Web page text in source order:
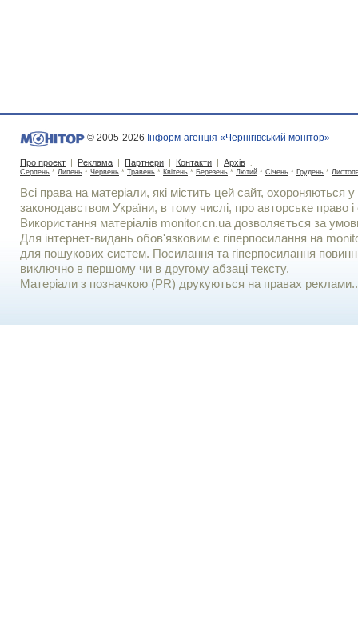
© 2005-2026 Інформ-агенція «Чернігівський монітор»
Про проект | Реклама | Партнери | Контакти | Архів :
Серпень * Липень * Червень * Травень * Квітень * Березень * Лютий * Січень * Грудень *
Всі права на матеріали, які містить цей сайт, охороняються у
законодавством України, в тому числі, про авторське право і
Використання матерiалiв monitor.cn.ua дозволяється за
Для iнтернет-видань обов'язковим є гiперпосилання на
для пошукових систем. Посилання та гіперпосилання
виключно в першому чи в другому абзаці тексту.
Матеріали з позначкою (PR) друкуються на правах реклами..